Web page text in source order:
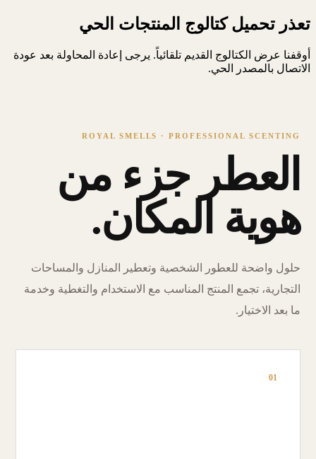
تعذر تحميل كتالوج المنتجات الحي
أوقفنا عرض الكتالوج القديم تلقائياً. يرجى إعادة المحاولة بعد عودة
الاتصال بالمصدر الحي.
ROYAL SMELLS · PROFESSIONAL SCENTING
العطر جزء من
هوية المكان.
حلول واضحة للعطور الشخصية وتعطير المنازل والمساحات
التجارية، تجمع المنتج المناسب مع الاستخدام والتغطية وخدمة
ما بعد الاختيار.
01